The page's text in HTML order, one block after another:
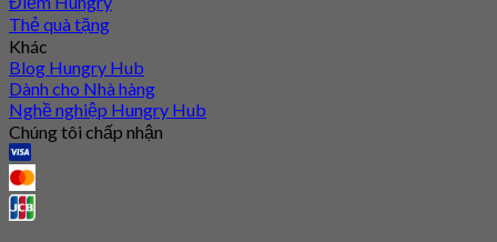
Thẻ quà tặng
Khác
Blog Hungry Hub
Dành cho Nhà hàng
Nghề nghiệp Hungry Hub
Chúng tôi chấp nhận